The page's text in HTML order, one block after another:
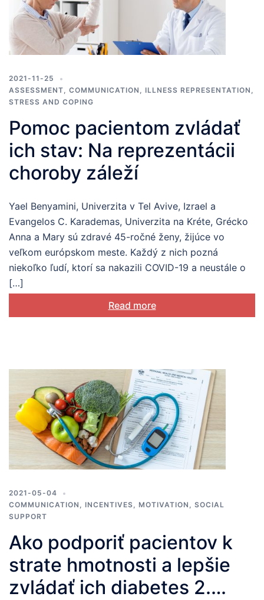
2021-11-25
ASSESSMENT, COMMUNICATION , ILLNESS REPRESENTATION ,
STRESS AND COPING
Pomoc pacientom zvládať
ich stav: Na reprezentácii
choroby záleží
Yael Benyamini, Univerzita v Tel Avive, Izrael a
Evangelos C. Karademas, Univerzita na Kréte, Grécko
Anna a Mary sú zdravé 45-ročné ženy, žijúce vo
veľkom európskom meste. Každý z nich pozná
niekoľko ľudí, ktorí sa nakazili COVID-19 a neustále o
[…]
Read more
2021-05-04
COMMUNICATION , INCENTIVES, MOTIVATION , SOCIAL
SUPPORT
Ako podporiť pacientov k
strate hmotnosti a lepšie
zvládať ich diabetes 2.